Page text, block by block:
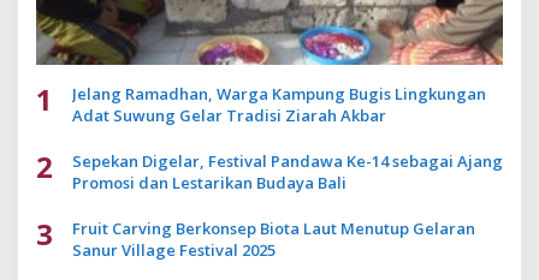
1
Jelang Ramadhan, Warga Kampung Bugis Lingkungan
Adat Suwung Gelar Tradisi Ziarah Akbar
2
Sepekan Digelar, Festival Pandawa Ke-14 sebagai Ajang
Promosi dan Lestarikan Budaya Bali
3
Fruit Carving Berkonsep Biota Laut Menutup Gelaran
Sanur Village Festival 2025